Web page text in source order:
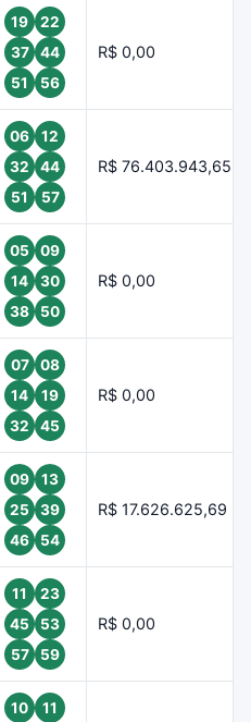
19
22
37
44
51
56
R$ 0,00
06
12
32
44
51
57
R$ 76.403.943,65
05
09
14
30
38
50
R$ 0,00
07
08
14
19
32
45
R$ 0,00
09
13
25
39
46
54
R$ 17.626.625,69
11
23
45
53
57
59
R$ 0,00
10
11